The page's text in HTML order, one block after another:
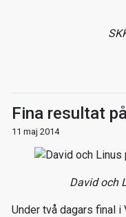
Fina resultat
11 maj 2014
David och
Under två dagars final